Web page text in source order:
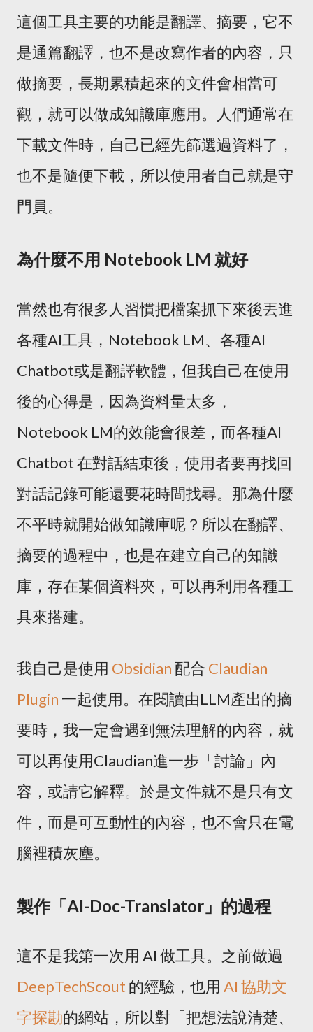
這個工具主要的功能是翻譯、摘要，它不
是通篇翻譯，也不是改寫作者的內容，只
做摘要，長期累積起來的文件會相當可
觀，就可以做成知識庫應用。人們通常在
下載文件時，自己已經先篩選過資料了，
也不是隨便下載，所以使用者自己就是守
門員。
為什麼不用 Notebook LM 就好
當然也有很多人習慣把檔案抓下來後丟進
各種AI工具，Notebook LM、各種AI
Chatbot或是翻譯軟體，但我自己在使用
後的心得是，因為資料量太多，
Notebook LM的效能會很差，而各種AI
Chatbot 在對話結束後，使用者要再找回
對話記錄可能還要花時間找尋。那為什麼
不平時就開始做知識庫呢？所以在翻譯、
摘要的過程中，也是在建立自己的知識
庫，存在某個資料夾，可以再利用各種工
具來搭建。
我自己是使用 Obsidian 配合 Claudian
Plugin 一起使用。在閱讀由LLM產出的摘
要時，我一定會遇到無法理解的內容，就
可以再使用Claudian進一步「討論」內
容，或請它解釋。於是文件就不是只有文
件，而是可互動性的內容，也不會只在電
腦裡積灰塵。
製作「AI-Doc-Translator」的過程
這不是我第一次用 AI 做工具。之前做過
DeepTechScout 的經驗，也用 AI 協助文
字探勘的網站，所以對「把想法說清楚、